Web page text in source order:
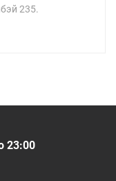
235.
23:00